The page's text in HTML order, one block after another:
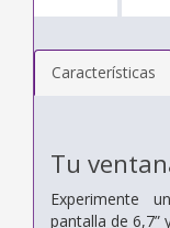
Características
Tu
Experimente
pantalla de 6,7”